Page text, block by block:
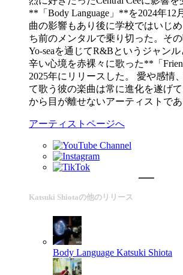
**「Body Language」**を2024年12
曲の影響もあり後に学校ではいじ
ち前のメンタルで乗り切った。そ
Yo-seaを通じてR&Bというジャン
辛い心境を赤裸々に歌った**「
2025年にリリースした。 愛や感情
て歌う彼の楽曲は常に進化を遂げ
から目が離せないアーティストであ
アーティストページへ
Katsuki Shiotaの他のリリース
Body Language Katsuki Shiota